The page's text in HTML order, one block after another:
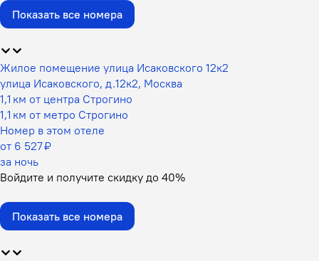
Показать все номера
Жилое помещение улица Исаковского 12к2
улица Исаковского, д.12к2, Москва
1,1 км от центра Строгино
1,1 км от метро Строгино
Номер в этом отеле
от 6 527 ₽
за ночь
Войдите и получите скидку до 40%
Показать все номера